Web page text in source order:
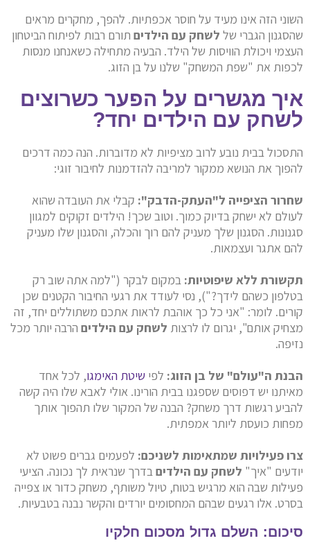
השוני הזה אינו מעיד על חוסר אכפתיות. להפך, מחקרים מראים
שהסגנון הגברי של לשחק עם הילדים תורם רבות לפיתוח הביטחון
העצמי ויכולת הוויסות של הילד. הבעיה מתחילה כשאנחנו מנסות
לכפות את "שפת המשחק" שלנו על בן הזוג.
איך מגשרים על הפער כשרוצים
לשחק עם הילדים יחד?
התסכול בבית נובע לרוב מציפיות לא מדוברות. הנה כמה דרכים
להפוך את הנושא ממקור למריבה להזדמנות לחיבור זוגי:
שחרור הציפייה ל"העתק-הדבק": קבלי את העובדה שהוא
לעולם לא ישחק בדיוק כמוך. וטוב שכך! הילדים זקוקים למגוון
סגנונות. הסגנון שלך מעניק להם רוך והכלה, והסגנון שלו מעניק
להם אתגר ועצמאות.
תקשורת ללא שיפוטיות: במקום לבקר ("למה אתה שוב רק
בטלפון כשהם לידך?"), נסי לעודד את רגעי החיבור הקטנים שכן
קורים. לומר: "אני כל כך אוהבת לראות אתכם משתוללים יחד, זה
מצחיק אותם", יגרום לו לרצות לשחק עם הילדים הרבה יותר מכל
נזיפה.
הבנת ה"עולם" של בן הזוג: לפי שיטת האימגו, לכל אחד
מאיתנו יש דפוסים שספגנו בבית הורינו. אולי לאבא שלו היה קשה
להביע רגשות דרך משחק? הבנה של המקור שלו תהפוך אותך
מפחות כועסת ליותר אמפתית.
צרו פעילויות שמתאימות לשניכם: לפעמים גברים פשוט לא
יודעים "איך" לשחק עם הילדיםבדרך שנראית לך נכונה. הציעי
פעילות שבה הוא מרגיש בטוח, טיול משותף, משחק כדור או צפייה
בסרט. אלו רגעים שבהם המחסומים יורדים והקשר נבנה בטבעיות.
סיכום: השלם גדול מסכום חלקיו